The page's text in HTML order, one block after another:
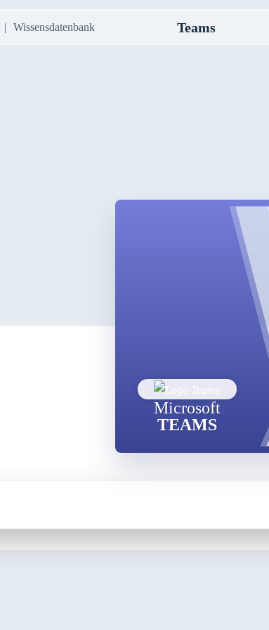
Wissensdatenbank Teams
Microsoft
TEAMS